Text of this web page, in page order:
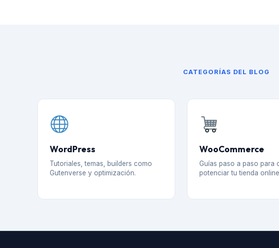
CATEGORÍAS DEL BLOG
WordPress
Tutoriales, temas, builders como
Gutenverse y optimización.
WooCommerce
Guías paso a paso para
potenciar tu tienda